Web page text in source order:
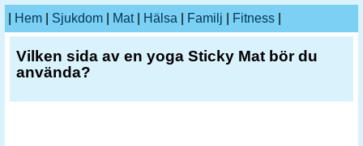
Hem Sjukdom Mat| Hälsa Familj Fitness
Vilken sida av en yoga Sticky Mat bör du
använda?